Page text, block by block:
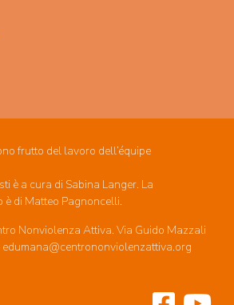
frutto del lavoro dell’équipe
è a cura di Sabina Langer. La
è di Matteo Pagnoncelli.
Nonviolenza Attiva. Via Guido Mazzali